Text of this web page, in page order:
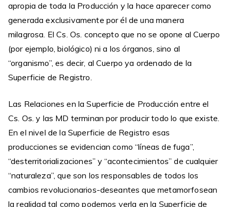
apropia de toda la Producción y la hace aparecer como
generada exclusivamente por él de una manera
milagrosa. El Cs. Os. concepto que no se opone al Cuerpo
(por ejemplo, biológico) ni a los órganos, sino al
“organismo”, es decir, al Cuerpo ya ordenado de la
Superficie de Registro.
Las Relaciones en la Superficie de Producción entre el
Cs. Os. y las MD terminan por producir todo lo que existe.
En el nivel de la Superficie de Registro esas
producciones se evidencian como “líneas de fuga”,
“desterritorializaciones” y “acontecimientos” de cualquier
“naturaleza”, que son los responsables de todos los
cambios revolucionarios-deseantes que metamorfosean
la realidad tal como podemos verla en la Superficie de